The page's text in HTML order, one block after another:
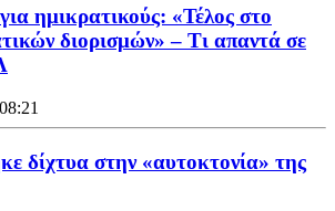
ημικρατικούς: «Τέλος στο
διορισμών» – Τι απαντά σε
δίχτυα στην «αυτοκτονία» της